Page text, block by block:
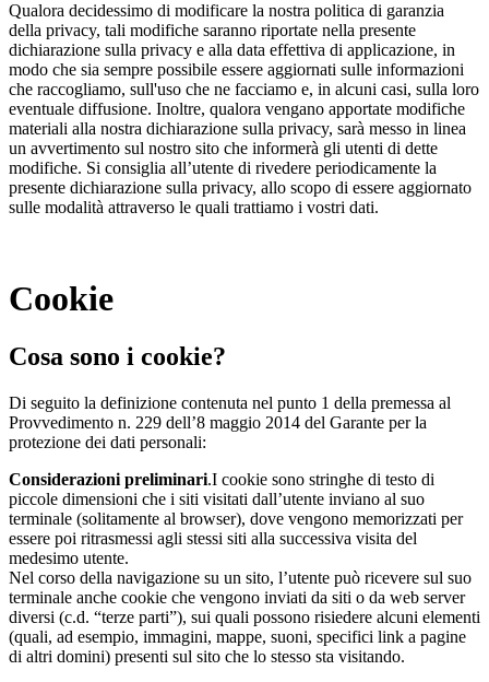
Qualora decidessimo di modificare la nostra politica di garanzia
della privacy, tali modifiche saranno riportate nella presente
dichiarazione sulla privacy e alla data effettiva di applicazione, in
modo che sia sempre possibile essere aggiornati sulle informazioni
che raccogliamo, sull'uso che ne facciamo e, in alcuni casi, sulla loro
eventuale diffusione. Inoltre, qualora vengano apportate modifiche
materiali alla nostra dichiarazione sulla privacy, sarà messo in linea
un avvertimento sul nostro sito che informerà gli utenti di dette
modifiche. Si consiglia all’utente di rivedere periodicamente la
presente dichiarazione sulla privacy, allo scopo di essere aggiornato
sulle modalità attraverso le quali trattiamo i vostri dati.
Cookie
Cosa sono i cookie?
Di seguito la definizione contenuta nel punto 1 della premessa al
Provvedimento n. 229 dell’8 maggio 2014 del Garante per la
protezione dei dati personali:
Considerazioni preliminari.I cookie sono stringhe di testo di
piccole dimensioni che i siti visitati dall’utente inviano al suo
terminale (solitamente al browser), dove vengono memorizzati per
essere poi ritrasmessi agli stessi siti alla successiva visita del
medesimo utente.
Nel corso della navigazione su un sito, l’utente può ricevere sul suo
terminale anche cookie che vengono inviati da siti o da web server
diversi (c.d. “terze parti”), sui quali possono risiedere alcuni elementi
(quali, ad esempio, immagini, mappe, suoni, specifici link a pagine
di altri domini) presenti sul sito che lo stesso sta visitando.